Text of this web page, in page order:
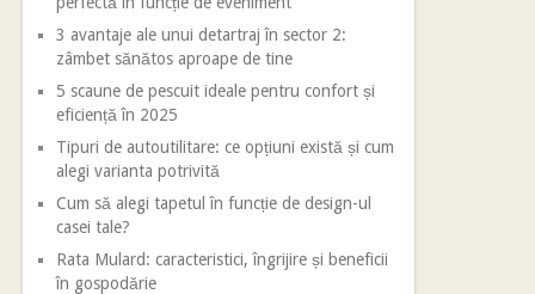
3 avantaje ale unui detartraj în sector 2:
zâmbet sănătos aproape de tine
5 scaune de pescuit ideale pentru confort și
eficiență în 2025
Tipuri de autoutilitare: ce opțiuni există și cum
alegi varianta potrivită
Cum să alegi tapetul în funcție de design-ul
casei tale?
Rata Mulard: caracteristici, îngrijire și beneficii
în gospodărie